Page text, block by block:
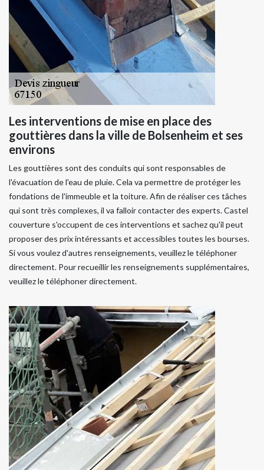
Les interventions de mise en place des
gouttières dans la ville de Bolsenheim et ses
environs
Les gouttières sont des conduits qui sont responsables de
l'évacuation de l'eau de pluie. Cela va permettre de protéger les
fondations de l'immeuble et la toiture. Afin de réaliser ces tâches
qui sont très complexes, il va falloir contacter des experts. Castel
couverture s'occupent de ces interventions et sachez qu'il peut
proposer des prix intéressants et accessibles toutes les bourses.
Si vous voulez d'autres renseignements, veuillez le téléphoner
directement. Pour recueillir les renseignements supplémentaires,
veuillez le téléphoner directement.